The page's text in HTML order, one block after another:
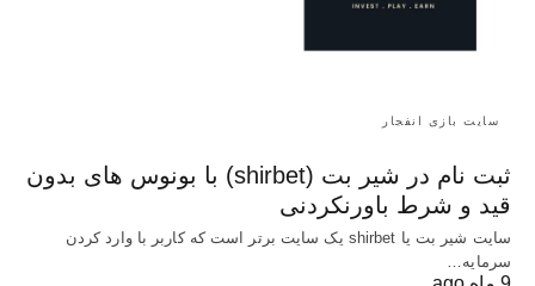
سایت بازی انفجار
ثبت نام در شیر بت (shirbet) با بونوس های بدون
قید و شرط باورنکردنی
سایت شیر بت یا shirbet یک سایت برتر است که کاربر با وارد کردن
سرمایه…